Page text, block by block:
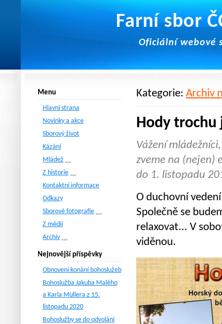
Farní sbor
Oficiální webové
Kategorie: Archiv
Hody trochu
Vážení
zveme na (nejen)
do 1. listopadu
O duchovní
Společně se
relaxovat... V
viděnou.
Menu
Hlavní strana
Novinky a akce
Sborový život
Kázání
Mládež
Z historie
Kontaktní informace
Odkazy
Sborové fotografie
Z médií
Archiv
Nejnovější příspěvky
Obnovení konání bohoslužeb
Bohoslužba Jakuba Malého
a Karla Müllera z 15.
listopadu 2020
Bohoslužby se do odvolání